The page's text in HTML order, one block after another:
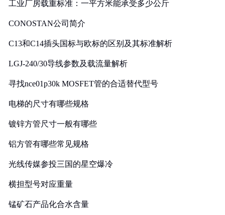
工业厂房载重标准：一平方米能承受多少公斤
CONOSTAN公司简介
C13和C14插头国标与欧标的区别及其标准解析
LGJ-240/30导线参数及载流量解析
寻找nce01p30k MOSFET管的合适替代型号
电梯的尺寸有哪些规格
镀锌方管尺寸一般有哪些
铝方管有哪些常见规格
光线传媒参投三国的星空爆冷
横担型号对应重量
锰矿石产品化合水含量